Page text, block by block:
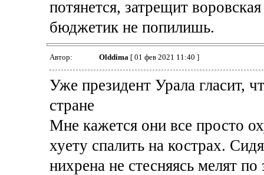
потянется, затрещит
бюджетик не попилишь.
Автор: Olddima[ 01 фев 2021 11:40 ]
Уже президент Урала гласит,
стране
Мне кажется они все просто
хуету спалить на кострах.
нихрена не стесняясь мелят по